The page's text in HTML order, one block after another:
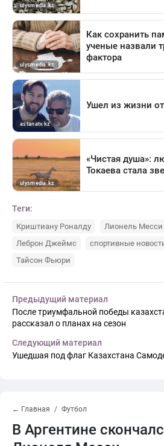
Теги:
Криштиану Роналду Лионель Месси
Леброн Джеймс
спортивные
Тайсон Фьюри
Предыдущий материал
После триумфальной победы
рассказал о планах на сезон
Следующий материал
Ушедшая под флаг Казахстана
← Главная Футбол
В Аргентине